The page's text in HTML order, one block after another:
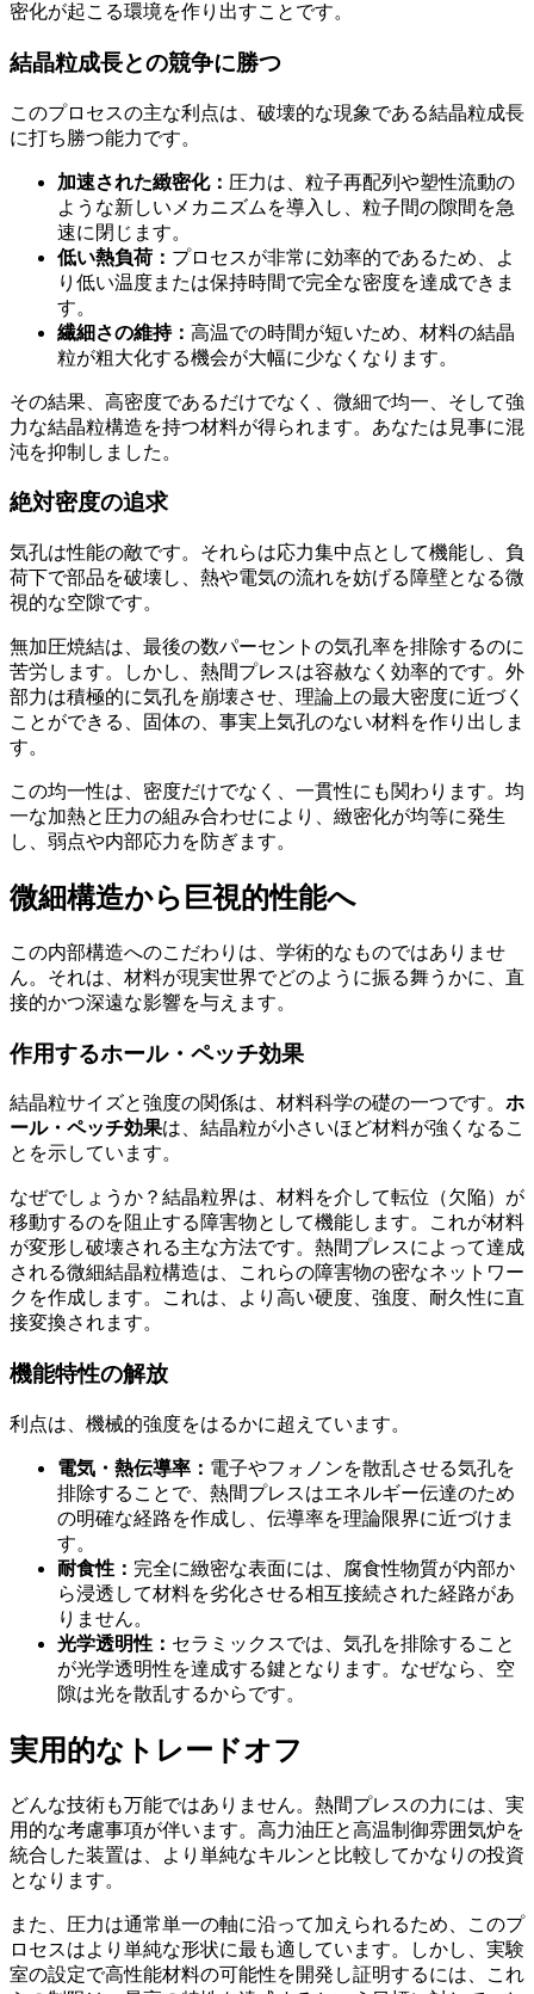
密化が起こる環境を作り出すことです。
結晶粒成長との競争に勝つ
このプロセスの主な利点は、破壊的な現象である結晶粒成長
に打ち勝つ能力です。
加速された緻密化： 圧力は、粒子再配列や塑性流動の
ような新しいメカニズムを導入し、粒子間の隙間を急
速に閉じます。
低い熱負荷： プロセスが非常に効率的であるため、よ
り低い温度または保持時間で完全な密度を達成できま
す。
繊細さの維持： 高温での時間が短いため、材料の結晶
粒が粗大化する機会が大幅に少なくなります。
その結果、高密度であるだけでなく、微細で均一、そして強
力な結晶粒構造を持つ材料が得られます。あなたは見事に混
沌を抑制しました。
絶対密度の追求
気孔は性能の敵です。それらは応力集中点として機能し、負
荷下で部品を破壊し、熱や電気の流れを妨げる障壁となる微
視的な空隙です。
無加圧焼結は、最後の数パーセントの気孔率を排除するのに
苦労します。しかし、熱間プレスは容赦なく効率的です。外
部力は積極的に気孔を崩壊させ、理論上の最大密度に近づく
ことができる、固体の、事実上気孔のない材料を作り出しま
す。
この均一性は、密度だけでなく、一貫性にも関わります。均
一な加熱と圧力の組み合わせにより、緻密化が均等に発生
し、弱点や内部応力を防ぎます。
微細構造から巨視的性能へ
この内部構造へのこだわりは、学術的なものではありませ
ん。それは、材料が現実世界でどのように振る舞うかに、直
接的かつ深遠な影響を与えます。
作用するホール・ペッチ効果
結晶粒サイズと強度の関係は、材料科学の礎の一つです。 ホ
ール・ペッチ効果は、結晶粒が小さいほど材料が強くなるこ
とを示しています。
なぜでしょうか？結晶粒界は、材料を介して転位（欠陥）が
移動するのを阻止する障害物として機能します。これが材料
が変形し破壊される主な方法です。熱間プレスによって達成
される微細結晶粒構造は、これらの障害物の密なネットワー
クを作成します。これは、より高い硬度、強度、耐久性に直
接変換されます。
機能特性の解放
利点は、機械的強度をはるかに超えています。
電気・熱伝導率： 電子やフォノンを散乱させる気孔を
排除することで、熱間プレスはエネルギー伝達のため
の明確な経路を作成し、伝導率を理論限界に近づけま
す。
耐食性： 完全に緻密な表面には、腐食性物質が内部か
ら浸透して材料を劣化させる相互接続された経路があ
りません。
光学透明性： セラミックスでは、気孔を排除すること
が光学透明性を達成する鍵となります。なぜなら、空
隙は光を散乱するからです。
実用的なトレードオフ
どんな技術も万能ではありません。熱間プレスの力には、実
用的な考慮事項が伴います。高力油圧と高温制御雰囲気炉を
統合した装置は、より単純なキルンと比較してかなりの投資
となります。
また、圧力は通常単一の軸に沿って加えられるため、このプ
ロセスはより単純な形状に最も適しています。しかし、実験
室の設定で高性能材料の可能性を開発し証明するには、これ